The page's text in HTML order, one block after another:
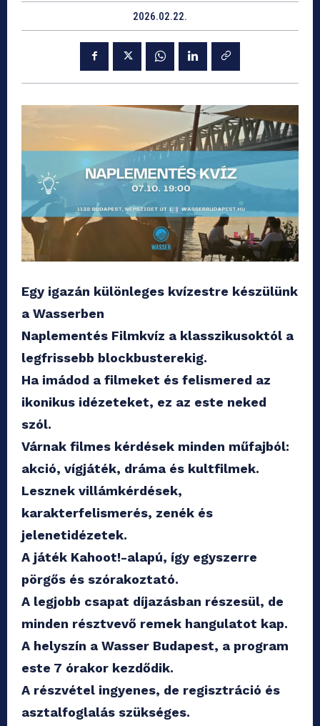
2026.02.22.
Egy igazán különleges kvízestre készülünk
a Wasserben
Naplementés Filmkvíz a klasszikusoktól a
legfrissebb blockbusterekig.
Ha imádod a filmeket és felismered az
ikonikus idézeteket, ez az este neked
szól.
Várnak filmes kérdések minden műfajból:
akció, vígjáték, dráma és kultfilmek.
Lesznek villámkérdések,
karakterfelismerés, zenék és
jelenetidézetek.
A játék Kahoot!-alapú, így egyszerre
pörgős és szórakoztató.
A legjobb csapat díjazásban részesül, de
minden résztvevő remek hangulatot kap.
A helyszín a Wasser Budapest, a program
este 7 órakor kezdődik.
A részvétel ingyenes, de regisztráció és
asztalfoglalás szükséges.